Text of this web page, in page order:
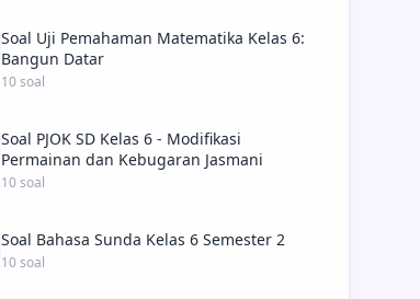
Soal Uji Pemahaman Matematika Kelas 6:
Bangun Datar
10 soal
Soal PJOK SD Kelas 6 - Modifikasi
Permainan dan Kebugaran Jasmani
10 soal
Soal Bahasa Sunda Kelas 6 Semester 2
10 soal